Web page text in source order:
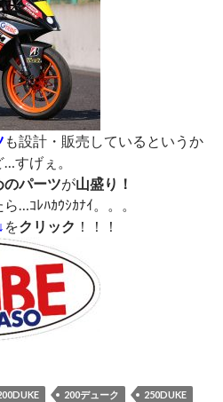
も設計・販売しているというか
すげぇ。
パーツが山盛り！
…ｺﾚﾊｶｳｼｶﾅｲ。。。
をクリック ！！！
200デューク 250DUKE